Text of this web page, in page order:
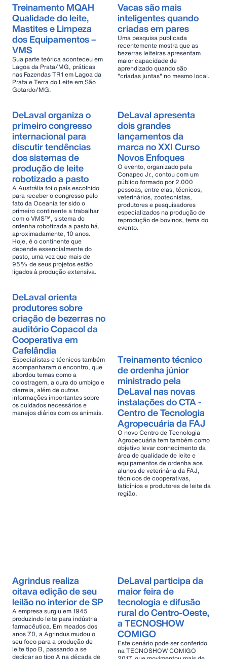
Treinamento MQAH
Qualidade do leite,
Mastites e Limpeza
dos Equipamentos –
VMS
Sua parte teórica aconteceu em
Lagoa da Prata/MG, práticas
nas Fazendas TR1 em Lagoa da
Prata e Terra do Leite em São
Gotardo/MG.
Vacas são mais
inteligentes quando
criadas em pares
Uma pesquisa publicada
recentemente mostra que as
bezerras leiteiras apresentam
maior capacidade de
aprendizado quando são
"criadas juntas" no mesmo local.
DeLaval organiza o
primeiro congresso
internacional para
discutir tendências
dos sistemas de
produção de leite
robotizado a pasto
A Austrália foi o país escolhido
para receber o congresso pelo
fato da Oceania ter sido o
primeiro continente a trabalhar
com o VMS™, sistema de
ordenha robotizada a pasto há,
aproximadamente, 10 anos.
Hoje, é o continente que
depende essencialmente do
pasto, uma vez que mais de
95% de seus projetos estão
ligados à produção extensiva.
DeLaval apresenta
dois grandes
lançamentos da
marca no XXI Curso
Novos Enfoques
O evento, organizado pela
Conapec Jr., contou com um
público formado por 2.000
pessoas, entre elas, técnicos,
veterinários, zootecnistas,
produtores e pesquisadores
especializados na produção de
reprodução de bovinos, tema do
evento.
DeLaval orienta
produtores sobre
criação de bezerras no
auditório Copacol da
Cooperativa em
Cafelândia
Especialistas e técnicos também
acompanharam o encontro, que
abordou temas como a
colostragem, a cura do umbigo e
diarreia, além de outras
informações importantes sobre
os cuidados necessários e
manejos diários com os animais.
Treinamento técnico
de ordenha júnior
ministrado pela
DeLaval nas novas
instalações do CTA -
Centro de Tecnologia
Agropecuária da FAJ
O novo Centro de Tecnologia
Agropecuária tem também como
objetivo levar conhecimento da
área de qualidade de leite e
equipamentos de ordenha aos
alunos de veterinária da FAJ,
técnicos de cooperativas,
laticínios e produtores de leite da
região.
Agrindus realiza
oitava edição de seu
leilão no interior de SP
A empresa surgiu em 1945
produzindo leite para indústria
farmacêutica. Em meados dos
anos 70, a Agrindus mudou o
seu foco para a produção de
leite tipo B, passando a se
dedicar ao tipo A na década de
DeLaval participa da
maior feira de
tecnologia e difusão
rural do Centro-Oeste,
a TECNOSHOW
COMIGO
Este cenário pode ser conferido
na TECNOSHOW COMIGO